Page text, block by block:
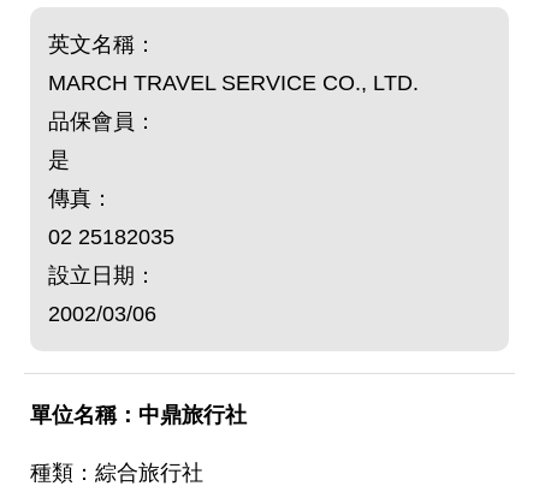
英文名稱：
MARCH TRAVEL SERVICE CO., LTD.
品保會員：
是
傳真：
02 25182035
設立日期：
2002/03/06
中鼎旅行社
綜合旅行社